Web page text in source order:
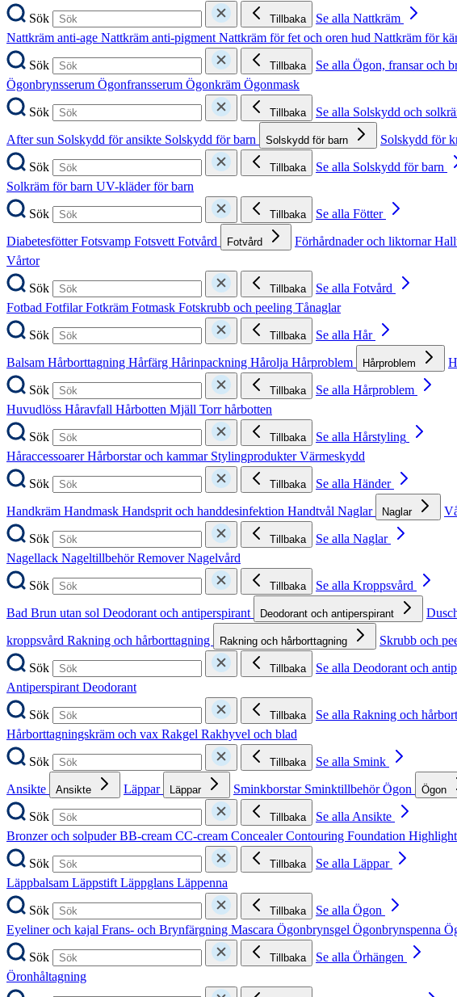
Sök
Tillbaka
Se alla Nattkräm
Nattkräm anti-age Nattkräm anti-pigment Nattkräm för fet och oren hud Nattkräm för
Sök
Tillbaka
Se alla Ögon, fransar och
Ögonbrynsserum Ögonfransserum Ögonkräm Ögonmask
Sök
Tillbaka
Se alla Solskydd och
After sun Solskydd för ansikte Solskydd för barn Solskydd för barn Solskydd för
Sök
Tillbaka
Se alla Solskydd för barn
Solkräm för barn UV-kläder för barn
Sök
Tillbaka
Se alla Fötter
DiabetesfötterFotsvamp Fotsvett Fotvård Fotvård Förhårdnader och liktornar
Vårtor
Sök
Tillbaka
Se alla Fotvård
Fotbad FotfilarFotkräm Fotmask Fotskrubb och peeling Tånaglar
Sök
Tillbaka
Se alla Hår
Balsam Hårborttagning Hårfärg Hårinpackning Hårolja Hårproblem Hårproblem
Sök
Tillbaka
Se alla Hårproblem
Huvudlöss Håravfall Hårbotten Mjäll Torr hårbotten
Sök
Tillbaka
Se alla Hårstyling
HåraccessoarerHårborstar och kammar StylingprodukterVärmeskydd
Sök
Tillbaka
Se alla Händer
Handkräm Handmask Handsprit och handdesinfektion Handtvål Naglar Naglar
Sök
Tillbaka
Se alla Naglar
Nagellack NageltillbehörRemoverNagelvård
Sök
Tillbaka
Se alla Kroppsvård
Bad Brun utan sol Deodorant och antiperspirant Deodorant och antiperspirant
kroppsvård Rakning och hårborttagning Rakning och hårborttagning
Skrubb och
Sök
Tillbaka
Se alla Deodorant och
Antiperspirant Deodorant
Sök
Tillbaka
Se alla Rakning och
Hårborttagningskräm och vax Rakgel Rakhyvel och blad
Sök
Tillbaka
Se alla Smink
Ansikte
Ansikte Läppar Läppar Sminkborstar SminktillbehörÖgon Ögon
Sök Tillbaka
Se alla Ansikte
Bronzer och solpuderBB-cream CC-cream ConcealerContouring Foundation
Sök
Tillbaka
Se alla Läppar
Läppbalsam Läppstift Läppglans Läppenna
Sök
Tillbaka
Se alla Ögon
Eyeliner och kajal Frans- och Brynfärgning Mascara Ögonbrynsgel Ögonbrynspenna
Sök
Tillbaka
Se alla Örhängen
Öronhåltagning